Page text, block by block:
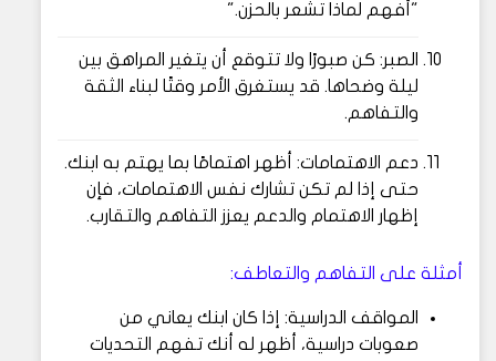
"أفهم لماذا تشعر بالحزن."
الصبر: كن صبورًا ولا تتوقع أن يتغير المراهق بين
ليلة وضحاها. قد يستغرق الأمر وقتًا لبناء الثقة
والتفاهم.
دعم الاهتمامات: أظهر اهتمامًا بما يهتم به ابنك.
حتى إذا لم تكن تشارك نفس الاهتمامات، فإن
إظهار الاهتمام والدعم يعزز التفاهم والتقارب.
أمثلة على التفاهم والتعاطف:
المواقف الدراسية: إذا كان ابنك يعاني من
صعوبات دراسية، أظهر له أنك تفهم التحديات